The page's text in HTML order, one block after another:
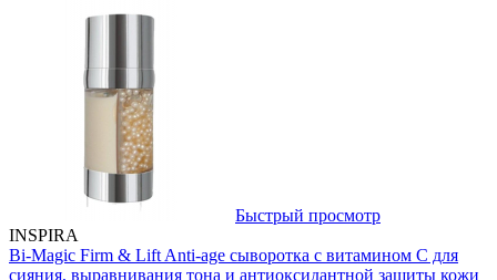
Быстрый просмотр
INSPIRA
Bi-Magic Firm & Lift Anti-age сыворотка с витамином С для
сияния, выравнивания тона и антиоксидантной защиты кожи